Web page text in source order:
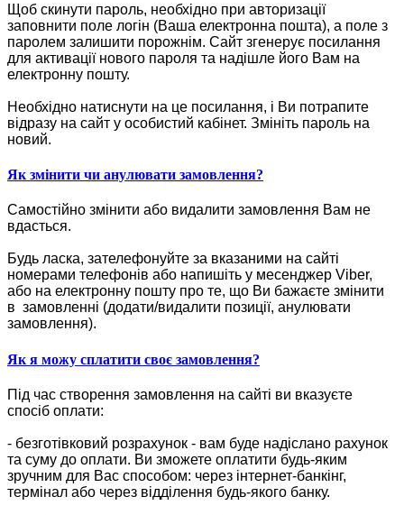
Щоб скинути пароль, необхідно при авторизації
заповнити поле логін (Ваша електронна пошта), а поле з
паролем залишити порожнім. Сайт згенерує посилання
для активації нового пароля та надішле його Вам на
електронну пошту.
Необхідно натиснути на це посилання, і Ви потрапите
відразу на сайт у особистий кабінет. Змініть пароль на
новий.
Як змінити чи анулювати замовлення?
Самостійно змінити або видалити замовлення Вам не
вдасться.
Будь ласка, зателефонуйте за вказаними на сайті
номерами телефонів або напишіть у месенджер Viber,
або на електронну пошту про те, що Ви бажаєте змінити
в замовленні (додати/видалити позиції, анулювати
замовлення).
Як я можу сплатити своє замовлення?
Під час створення замовлення на сайті ви вказуєте
спосіб оплати:
- безготівковий розрахунок - вам буде надіслано рахунок
та суму до оплати. Ви зможете оплатити будь-яким
зручним для Вас способом: через інтернет-банкінг,
термінал або через відділення будь-якого банку.